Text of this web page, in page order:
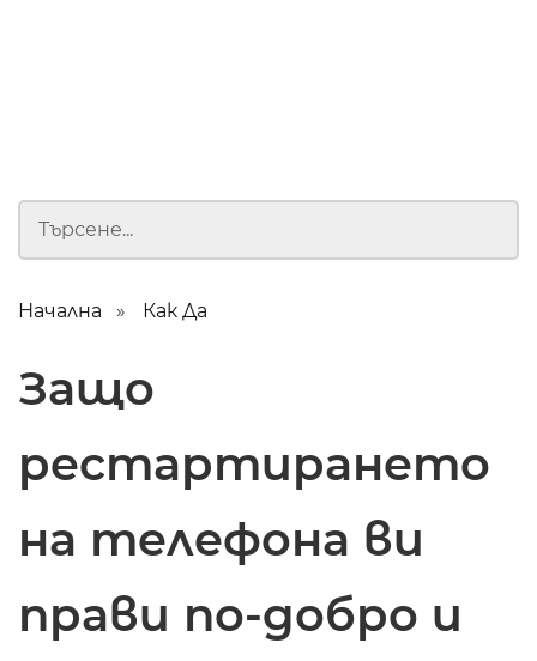
Начална Как Да
Защо
рестартирането
на телефона ви
прави по-добро и